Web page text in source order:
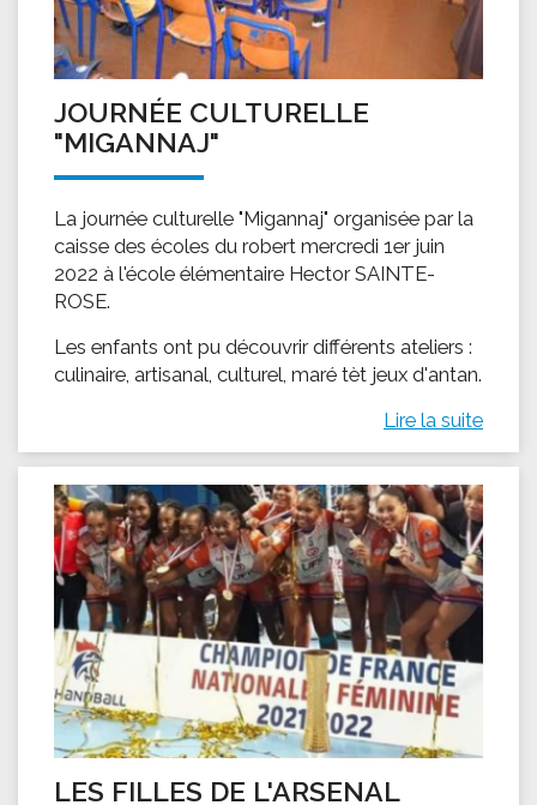
JOURNÉE CULTURELLE
"MIGANNAJ"
La journée culturelle "Migannaj" organisée par la
caisse des écoles du robert mercredi 1er juin
2022 à l'école élémentaire Hector SAINTE-
ROSE.
Les enfants ont pu découvrir différents ateliers :
culinaire, artisanal, culturel, maré tèt jeux d'antan.
Lire la suite
LES FILLES DE L'ARSENAL